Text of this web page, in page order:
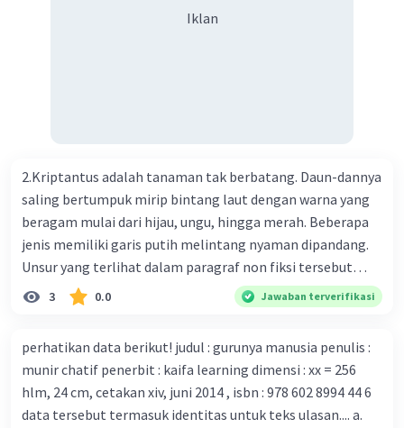
ilmuwan bekerja dalam kecepatan penuh untuk
bersama sejumlah perusahaan biotek dan vaksin.
Beberapa waktu lalu, Kepala Laboratorium Identifikasi
Virus dari Institut Peter Doherty untuk Infeksi dan
kekebalan, Melbourne, Julian Druce, menyatakan mereka
mengembangkan virus Corona versi laboratorium dari
tubuh pasien yang terinfeksi untuk uji coba. Tanggapan
yang sesuai dengan berita tersebut adalah ... A.
serangan virus Corona dengan menemukan vaksin virus
tersebut. B. Para ilmuan perlu segera mempelajari virus
corona yang menjadi masalah besar bagi kesehatan dunia
karena persebarannya sangat cepat. C. Masyarakat perlu
Iklan
2.Kriptantus adalah tanaman tak berbatang. Daun-dannya
saling bertumpuk mirip bintang laut dengan warna yang
beragam mulai dari hijau, ungu, hingga merah. Beberapa
jenis memiliki garis putih melintang nyaman dipandang.
Unsur yang terlihat dalam paragraf non fiksi tersebut
adalah... A. cara menyajikan isi buku B. bahasa yang
digunakan C. tokoh dan penokohan D. penyajian alur cerita
3 0.0 Jawaban terverifikasi
perhatikan data berikut! judul : gurunya manusia penulis :
munir chatif penerbit : kaifa learning dimensi : xx = 256
hlm, 24 cm, cetakan xiv, juni 2014 , isbn : 978 602 8994 44 6
data tersebut termasuk identitas untuk teks ulasan.... a.